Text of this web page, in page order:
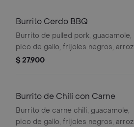
Burrito Cerdo BBQ
Burrito de pulled pork, guacamole,
pico de gallo, frijoles negros, arroz
achiote, lechuga y queso.
$ 27.900
Burrito de Chili con Carne
Burrito de carne chili, guacamole,
pico de gallo, frijoles negros, arroz